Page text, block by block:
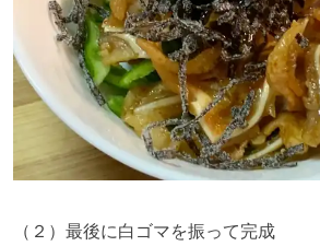
（２）最後に白ゴマを振って完成